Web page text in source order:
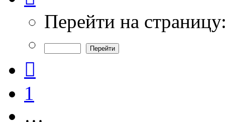
из
Перейти на
1
…